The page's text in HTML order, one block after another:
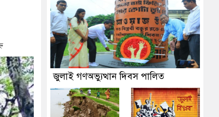
জুলাই গণঅভ্যুত্থান দিবস পালিত